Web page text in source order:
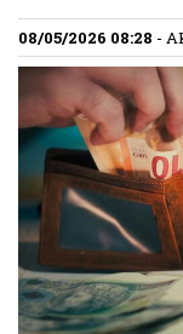
08/05/2026 08:28 -